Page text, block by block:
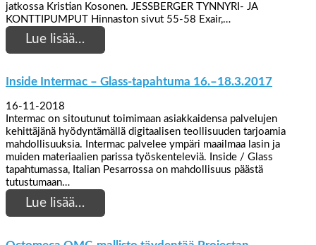
jatkossa Kristian Kosonen. JESSBERGER TYNNYRI- JA
KONTTIPUMPUT Hinnaston sivut 55-58 Exair,…
Lue lisää…
Inside Intermac – Glass-tapahtuma 16.–18.3.2017
16-11-2018
Intermac on sitoutunut toimimaan asiakkaidensa palvelujen
kehittäjänä hyödyntämällä digitaalisen teollisuuden tarjoamia
mahdollisuuksia. Intermac palvelee ympäri maailmaa lasin ja
muiden materiaalien parissa työskenteleviä. Inside / Glass
tapahtumassa, Italian Pesarrossa on mahdollisuus päästä
tutustumaan…
Lue lisää…